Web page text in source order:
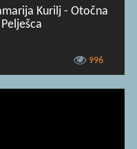
Kurilj - Otočna
996